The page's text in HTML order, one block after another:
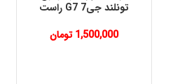
تونلند جی7 G7 راست
1,500,000 تومان